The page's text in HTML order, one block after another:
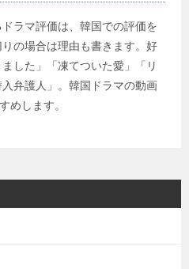
ラマ評価は、韓国での評価を
の場合は理由も書きます。好
した」「凍てついた愛」「リ
弁護人」。韓国ドラマの動画
めします。